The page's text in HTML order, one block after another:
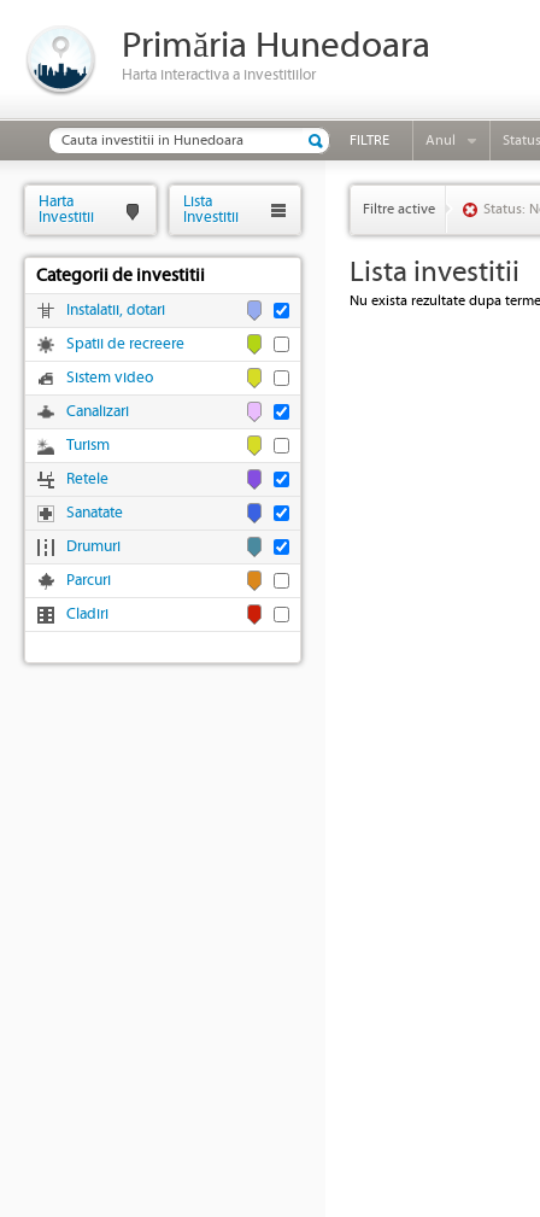
Primăria Hunedoara
Harta interactiva a investitiilor
FILTRE Anul Status
Filtre active Status:
Lista investitii
Nu exista rezultate dupa
Harta
Investitii
Lista
Investitii
Categorii de investitii
Instalatii, dotari
Spatii de recreere
Sistem video
Canalizari
Turism
Retele
Sanatate
Drumuri
Parcuri
Cladiri